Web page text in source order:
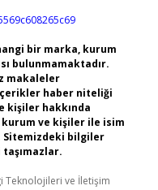
bir marka, kurum
bulunmamaktadır.
makaleler
haber niteliği
kişiler hakkında
kurum ve kişiler ile isim
bilgiler
Teknolojileri ve İletişim